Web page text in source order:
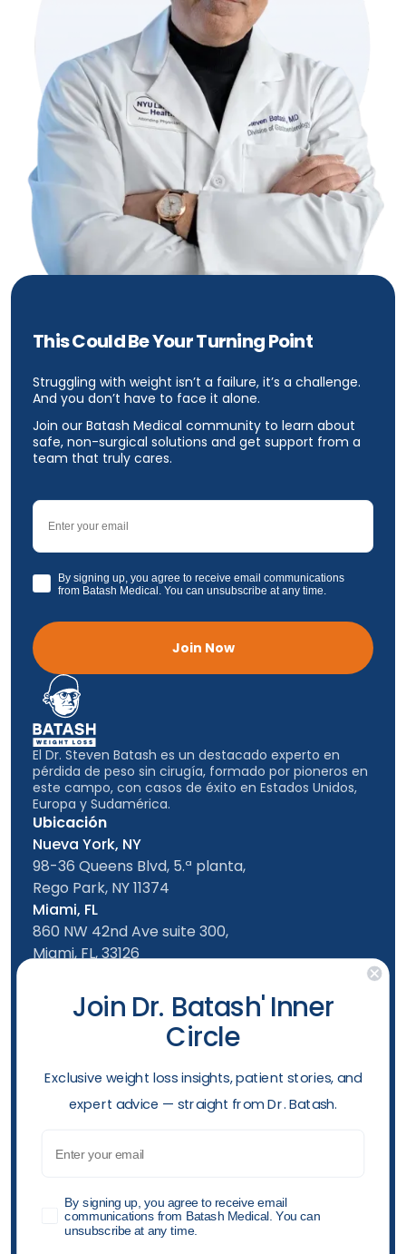
This Could Be Your Turning Point
Struggling with weight isn’t a failure, it’s a challenge.
And you don’t have to face it alone.
Join our Batash Medical community to learn about
safe, non-surgical solutions and get support from a
team that truly cares.
Email
GDPRBy signing up, you agree to receive email communications
from Batash Medical. You can unsubscribe at any time.
Join Now
Ubicación
Nueva York, NY
98-36 Queens Blvd, 5.ª planta,
Rego Park, NY 11374
Miami, FL
860 NW 42nd Ave suite 300,
Miami, FL, 33126
El Dr. Steven Batash es un destacado experto en
pérdida de peso sin cirugía, formado por pioneros en
este campo, con casos de éxito en Estados Unidos,
Europa y Sudamérica.
Oficina de Nueva York
De lunes a viernes: de 9 a 17 h
Sábado: 10am - 4:00pm
Domingo: 10am - 4:00pm
Teléfono
Política de accesibilidadPolítica de privacidad
Join Dr. Batash' Inner
Circle
​Exclusive weight loss insights, patient stories, and
expert advice — straight from Dr. Batash.
GDPRBy signing up, you agree to receive email
communications from Batash Medical. You can
unsubscribe at any time.